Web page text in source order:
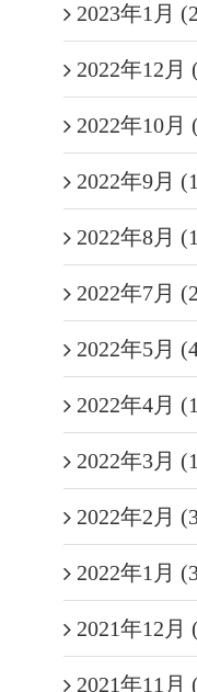
2023年1月
2022年12月
2022年10月
2022年9月
2022年8月
2022年7月
2022年5月
2022年4月
2022年3月
2022年2月
2022年1月
2021年12月
2021年11月